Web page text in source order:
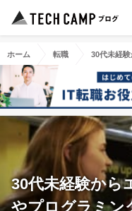
ホーム 転職 30代未経
30代未経験から
やプログラミン